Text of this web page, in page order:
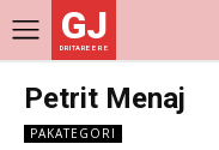
GJ
DRITARE E RE
Petrit Menaj
PAKATEGORI